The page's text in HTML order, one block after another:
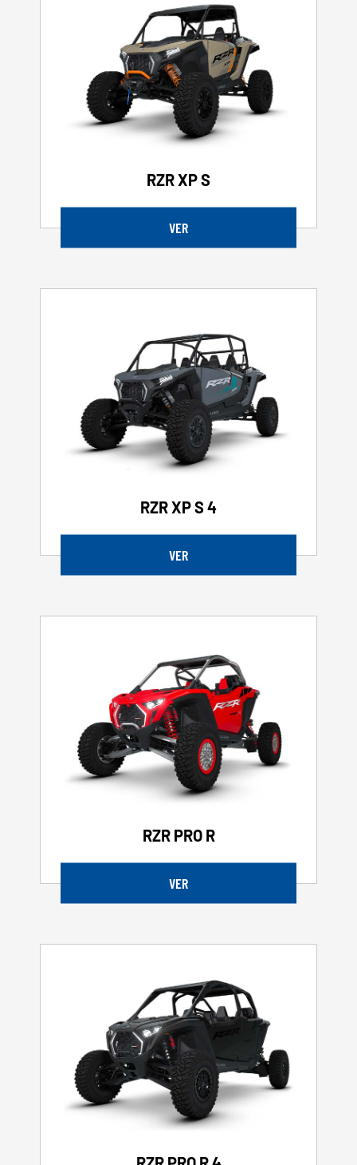
RZR XP S
VER
RZR XP S 4
VER
RZR PRO R
VER